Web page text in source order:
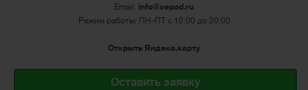
Email: info@cepod.ru
Режим работы: ПН-ПТ с 10:00 до 20:00
Открыть Яндекс.карту
Оставить заявку